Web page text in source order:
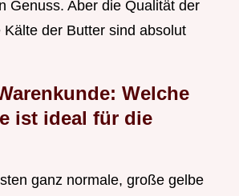
Genuss. Aber die Qualität der
der Butter sind absolut
Welche
ist ideal für die
ganz normale, große gelbe